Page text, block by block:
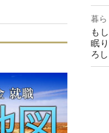
暮
も
眠
ろ